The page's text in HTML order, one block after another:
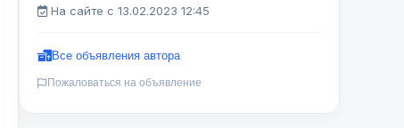
На сайте с 13.02.2023 12:45
Все объявления автора
Пожаловаться на объявление